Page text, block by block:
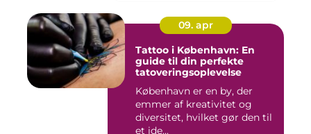
09. apr
Tattoo i København: En
guide til din perfekte
tatoveringsoplevelse
København er en by, der
emmer af kreativitet og
diversitet, hvilket gør den til
et ide...